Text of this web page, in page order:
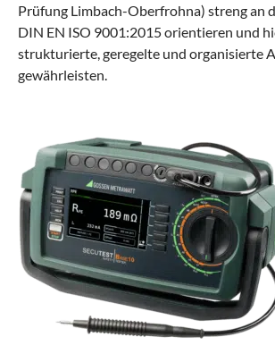
Prüfung Limbach-Oberfrohna) streng an
DIN EN ISO 9001:2015 orientieren und
strukturierte, geregelte und organisierte
gewährleisten.